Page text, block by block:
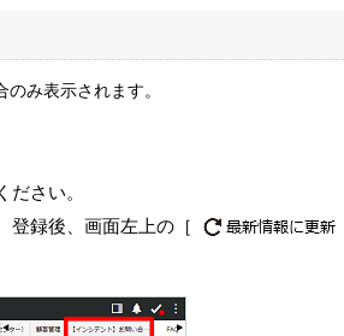
み表示されます。
さい。
登録後、画面左上の［